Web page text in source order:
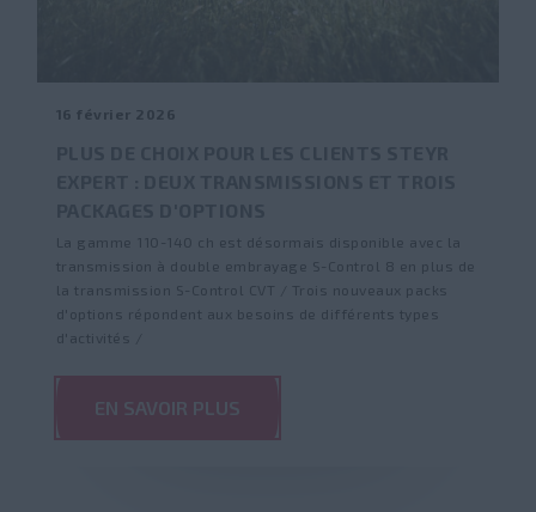
16 février 2026
La gamme 110-140 ch est désormais disponible avec la
transmission à double embrayage S-Control 8 en plus de
la transmission S-Control CVT / Trois nouveaux packs
d'options répondent aux besoins de différents types
d'activités /
EN SAVOIR PLUS